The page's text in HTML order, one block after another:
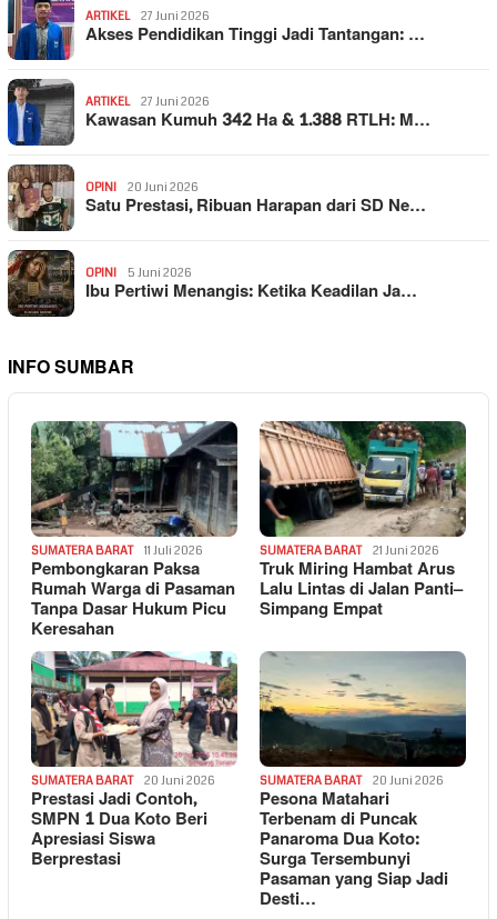
ARTIKEL 27 Juni 2026
Akses Pendidikan Tinggi Jadi Tantangan: …
ARTIKEL 27 Juni 2026
Kawasan Kumuh 342 Ha & 1.388 RTLH: M…
OPINI 20 Juni 2026
Satu Prestasi, Ribuan Harapan dari SD Ne…
OPINI 5 Juni 2026
Ibu Pertiwi Menangis: Ketika Keadilan Ja…
INFO SUMBAR
SUMATERA BARAT 11 Juli 2026
Pembongkaran Paksa
Rumah Warga di Pasaman
Tanpa Dasar Hukum Picu
Keresahan
SUMATERA BARAT 21 Juni 2026
Truk Miring Hambat Arus
Lalu Lintas di Jalan Panti–
Simpang Empat
SUMATERA BARAT 20 Juni 2026
Prestasi Jadi Contoh,
SMPN 1 Dua Koto Beri
Apresiasi Siswa
Berprestasi
SUMATERA BARAT 20 Juni 2026
Pesona Matahari
Terbenam di Puncak
Panaroma Dua Koto:
Surga Tersembunyi
Pasaman yang Siap Jadi
Desti…